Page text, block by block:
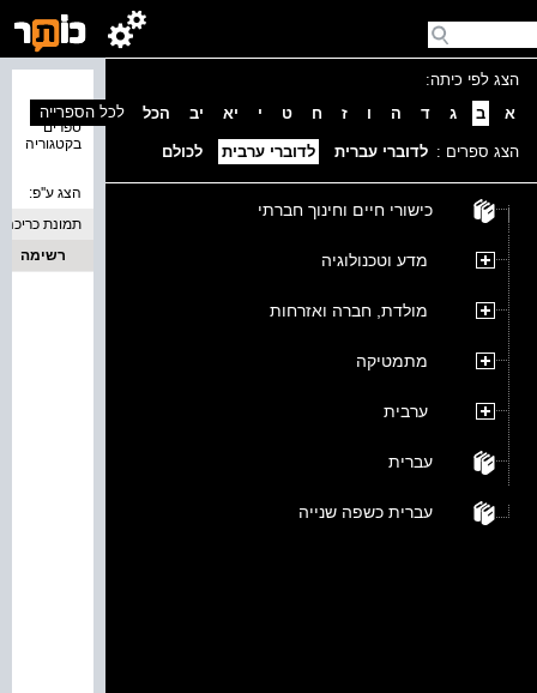
הצג לפי כיתה:
א
ב ג ד ה ו ז ח ט י יא יב הכל
הצג ספרים : לדוברי עברית לדוברי ערבית לכולם
כישורי חיים וחינוך חברתי
מדע וטכנולוגיה
מולדת, חברה ואזרחות
מתמטיקה
ערבית
עברית
עברית כשפה שנייה
ספרים
בקטגוריה
לכל הספרייה
הצג ע''פ:
תמונת כריכה
רשימה